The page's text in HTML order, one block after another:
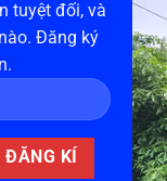
tuyệt đối, và
Đăng ký